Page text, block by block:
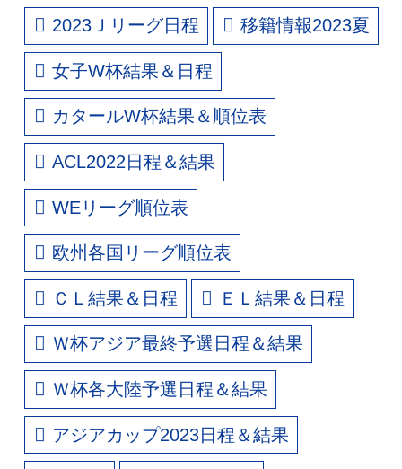
2023Ｊリーグ日程 移籍情報2023夏
女子W杯結果＆日程
カタールW杯結果＆順位表
ACL2022日程＆結果
WEリーグ順位表
欧州各国リーグ順位表
ＣＬ結果＆日程 ＥＬ結果＆日程
Ｗ杯アジア最終予選日程＆結果
Ｗ杯各大陸予選日程＆結果
アジアカップ2023日程＆結果